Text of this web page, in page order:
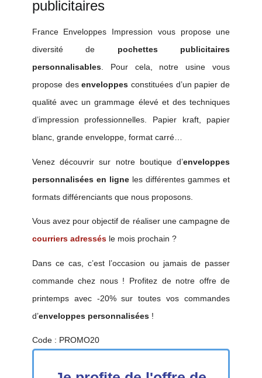
publicitaires
France Enveloppes Impression vous propose une
diversité de pochettes publicitaires
personnalisables. Pour cela, notre usine vous
propose desenveloppes constituées d’un papier de
qualité avec un grammage élevé et des techniques
d’impression professionnelles. Papier kraft, papier
blanc, grande enveloppe, format carré…
Venez découvrir sur notre boutique d’enveloppes
personnalisées en ligneles différentes gammes et
formats différenciants que nous proposons.
Vous avez pour objectif de réaliser une campagne de
courriers adressésle mois prochain ?
Dans ce cas, c’est l’occasion ou jamais de passer
commande chez nous ! Profitez de notre offre de
printemps avec -20% sur toutes vos commandes
d’enveloppes personnalisées!
Code : PROMO20